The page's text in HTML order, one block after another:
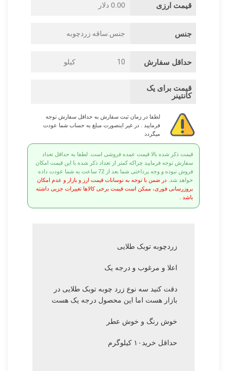
قیمت ارزی 0.00 دلار
جنس جنس:ساقه زردچوبه
حداقل سفارش 10 کیلو
قیمت برای یک
کانتینر
لطفا در زمان ثبت سفارش به حداقل سفارش توجه
فرمایید . در غیر اینصورت مبلغ به حساب شما عودت
میگردد
قیمت ذکر شده بالا قیمت عمده فروشی است. لطفا به حداقل تعداد
سفارش توجه فرمایید چراکه کمتر از تعداد ذکر شده با این قیمت امکان
فروش نبوده و وجه پرداختی شما بعد از 72 ساعت به شما عودت داده
خواهد شد. در ضمن با توجه به نوسانات قیمت ارز و بازار و عدم امکان
بروزرسانی فوری، ممکن است قیمت برخی کالاها تغییرات جزیی داشته
باشد .
زردچوبه توبک طلایی
اعلا و مرغوب و درجه یک
دقت کنید سه نوع زرد چوبه توبک طلایی در
بازار هست اما این محصول درجه یک هست
خوش رنگ و خوش عطر
حداقل خرید۱۰ کیلوگرم